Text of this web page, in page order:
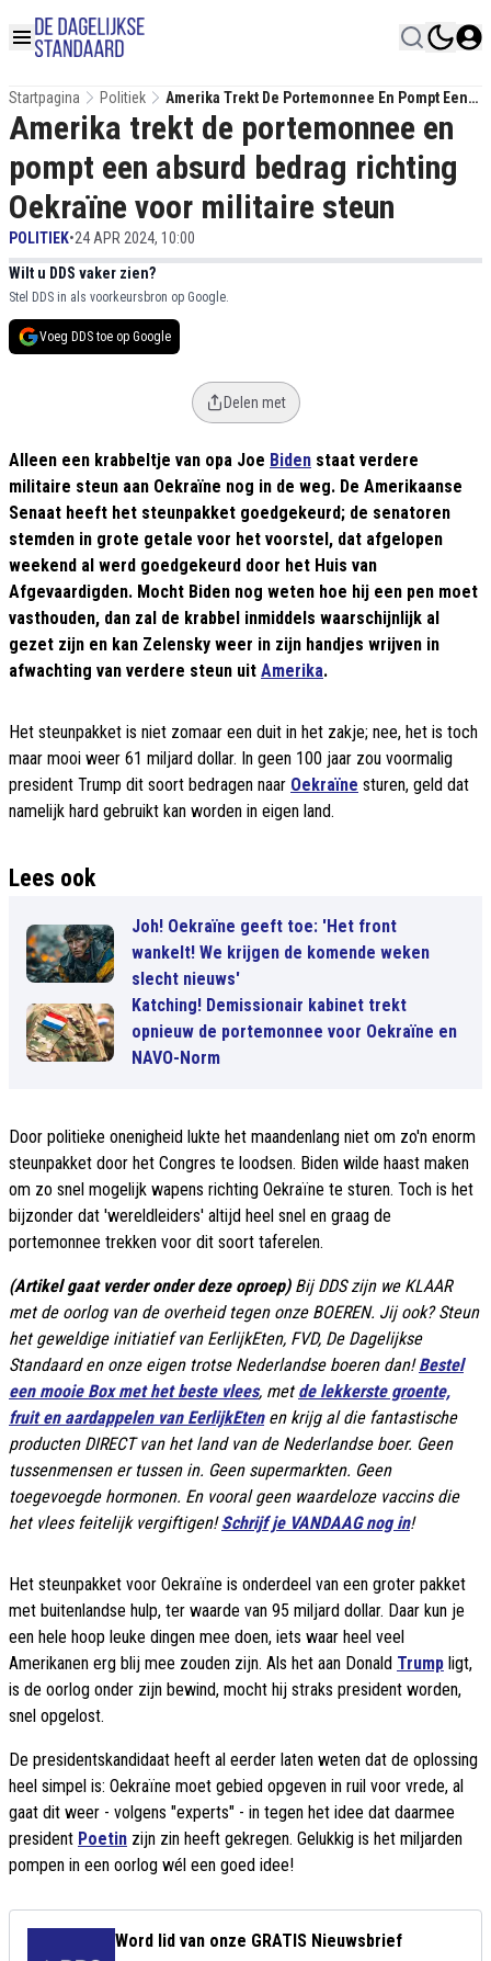
Startpagina Politiek
Amerika Trekt De Portemonnee En Pompt Een
Absurd Bedrag Richting Oekraïne Voor Militaire
Steun
Amerika trekt de portemonnee en
pompt een absurd bedrag richting
Oekraïne voor militaire steun
POLITIEK•24 APR 2024, 10:00
Wilt u DDS vaker zien?
Stel DDS in als voorkeursbron op Google.
Voeg DDS toe op Google
Delen met
Alleen een krabbeltje van opa Joe Biden staat verdere
militaire steun aan Oekraïne nog in de weg. De Amerikaanse
Senaat heeft het steunpakket goedgekeurd; de senatoren
stemden in grote getale voor het voorstel, dat afgelopen
weekend al werd goedgekeurd door het Huis van
Afgevaardigden. Mocht Biden nog weten hoe hij een pen moet
vasthouden, dan zal de krabbel inmiddels waarschijnlijk al
gezet zijn en kan Zelensky weer in zijn handjes wrijven in
afwachting van verdere steun uit Amerika.
Het steunpakket is niet zomaar een duit in het zakje; nee, het is toch
maar mooi weer 61 miljard dollar. In geen 100 jaar zou voormalig
president Trump dit soort bedragen naar Oekraïne sturen, geld dat
namelijk hard gebruikt kan worden in eigen land.
Lees ook
Joh! Oekraïne geeft toe: 'Het front
wankelt! We krijgen de komende weken
slecht nieuws'
Katching! Demissionair kabinet trekt
opnieuw de portemonnee voor Oekraïne en
NAVO-Norm
Door politieke onenigheid lukte het maandenlang niet om zo'n enorm
steunpakket door het Congres te loodsen. Biden wilde haast maken
om zo snel mogelijk wapens richting Oekraïne te sturen. Toch is het
bijzonder dat 'wereldleiders' altijd heel snel en graag de
portemonnee trekken voor dit soort taferelen.
(Artikel gaat verder onder deze oproep) Bij DDS zijn we KLAAR
met de oorlog van de overheid tegen onze BOEREN. Jij ook? Steun
het geweldige initiatief van EerlijkEten, FVD, De Dagelijkse
Standaard en onze eigen trotse Nederlandse boeren dan!Bestel
een mooie Box met het beste vlees, met de lekkerste groente,
fruit en aardappelen van EerlijkEtenen krijg al die fantastische
producten DIRECT van het land van de Nederlandse boer. Geen
tussenmensen er tussen in. Geen supermarkten. Geen
toegevoegde hormonen. En vooral geen waardeloze vaccins die
het vlees feitelijk vergiftigen!Schrijf je VANDAAG nog in!
Het steunpakket voor Oekraïne is onderdeel van een groter pakket
met buitenlandse hulp, ter waarde van 95 miljard dollar. Daar kun je
een hele hoop leuke dingen mee doen, iets waar heel veel
Amerikanen erg blij mee zouden zijn. Als het aan Donald Trump ligt,
is de oorlog onder zijn bewind, mocht hij straks president worden,
snel opgelost.
De presidentskandidaat heeft al eerder laten weten dat de oplossing
heel simpel is: Oekraïne moet gebied opgeven in ruil voor vrede, al
gaat dit weer - volgens "experts" - in tegen het idee dat daarmee
president Poetin zijn zin heeft gekregen. Gelukkig is het miljarden
pompen in een oorlog wél een goed idee!
Word lid van onze GRATIS Nieuwsbrief